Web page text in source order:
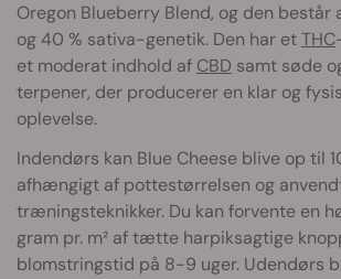
Oregon Blueberry Blend, og den
og 40 % sativa-genetik. Den har etTHC
et moderat indhold af CBD samt søde
terpener, der producerer en klar og
oplevelse.
Indendørs kan Blue Cheese blive op til
afhængigt af pottestørrelsen og
træningsteknikker. Du kan forvente en
gram pr. m² af tætte harpiksagtige
blomstringstid på 8-9 uger. Udendørs